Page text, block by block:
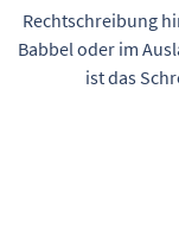
Rechtschreibung
Babbel oder im
ist das